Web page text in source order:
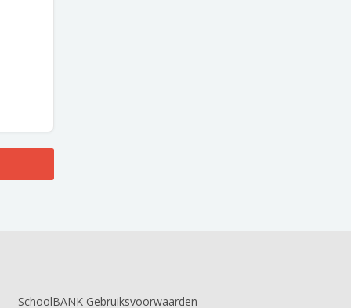
SchoolBANK Gebruiksvoorwaarden